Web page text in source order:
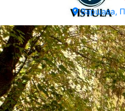
Варшава,